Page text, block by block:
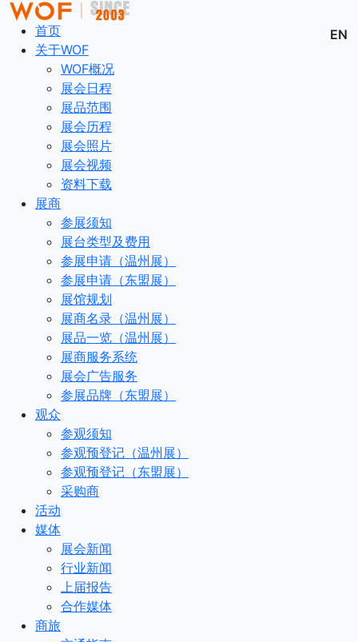
EN
首页
关于WOF
WOF概况
展会日程
展品范围
展会历程
展会照片
展会视频
资料下载
展商
参展须知
展台类型及费用
参展申请（温州展）
参展申请（东盟展）
展馆规划
展商名录（温州展）
展品一览（温州展）
展商服务系统
展会广告服务
参展品牌（东盟展）
观众
参观须知
参观预登记（温州展）
参观预登记（东盟展）
采购商
活动
媒体
展会新闻
行业新闻
上届报告
合作媒体
商旅